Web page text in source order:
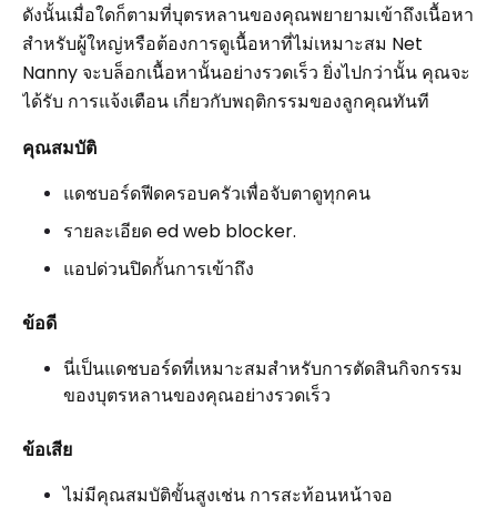
ดังนั้นเมื่อใดก็ตามที่บุตรหลานของคุณพยายามเข้าถึงเนื้อหา
สำหรับผู้ใหญ่หรือต้องการดูเนื้อหาที่ไม่เหมาะสม Net
Nanny จะบล็อกเนื้อหานั้นอย่างรวดเร็ว ยิ่งไปกว่านั้น คุณจะ
ได้รับ การแจ้งเตือน เกี่ยวกับพฤติกรรมของลูกคุณทันที
คุณสมบัติ
แดชบอร์ดฟีดครอบครัวเพื่อจับตาดูทุกคน
รายละเอียด ed web blocker.
แอปด่วนปิดกั้นการเข้าถึง
ข้อดี
นี่เป็นแดชบอร์ดที่เหมาะสมสำหรับการตัดสินกิจกรรม
ของบุตรหลานของคุณอย่างรวดเร็ว
ข้อเสีย
ไม่มีคุณสมบัติขั้นสูงเช่น การสะท้อนหน้าจอ